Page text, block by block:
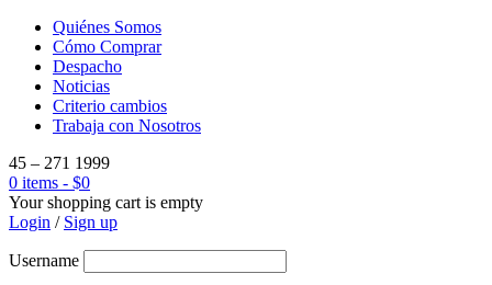
Quiénes Somos
Cómo Comprar
Despacho
Noticias
Criterio cambios
Trabaja con Nosotros
45 – 271 1999
0 items - $0
Your shopping cart is empty
Login / Sign up
Username